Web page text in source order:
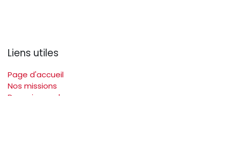
Liens utiles
Page d'accueil
Nos missions
Devenir membre